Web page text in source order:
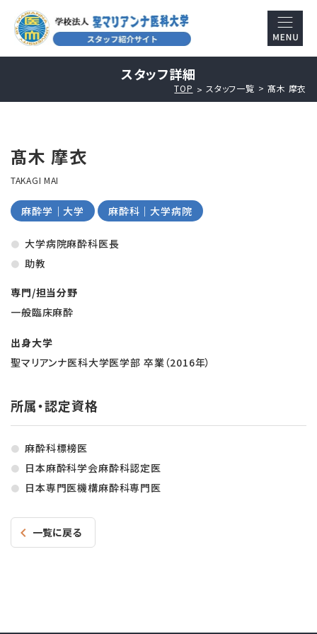
スタッフ詳細
TOP スタッフ一覧 髙木 摩衣
髙木 摩衣
TAKAGI MAI
麻酔学｜大学 麻酔科｜大学病院
大学病院麻酔科医長
助教
専門/担当分野
一般臨床麻酔
出身大学
聖マリアンナ医科大学医学部 卒業（2016年）
所属・認定資格
麻酔科標榜医
日本麻酔科学会麻酔科認定医
日本専門医機構麻酔科専門医
一覧に戻る